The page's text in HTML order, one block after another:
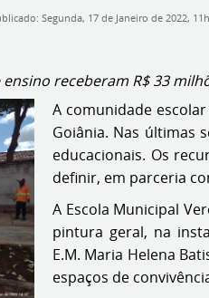
Segunda, 17 de Janeiro de 2022,
receberam R$ 33
A comunidade
Goiânia. Nas últimas
educacionais. Os
definir, em parceria
A Escola Municipal
pintura geral, na
E.M. Maria Helena
espaços de